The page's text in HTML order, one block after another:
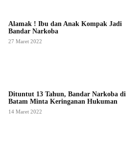
Alamak ! Ibu dan Anak Kompak Jadi
Bandar Narkoba
27 Maret 2022
Dituntut 13 Tahun, Bandar Narkoba di
Batam Minta Keringanan Hukuman
14 Maret 2022